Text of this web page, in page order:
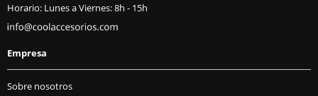
Horario: Lunes a Viernes: 8h - 15h
Empresa
Sobre nosotros